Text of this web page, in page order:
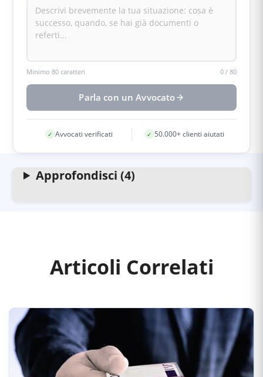
Minimo 80 caratteri 0/ 80
Parla con un Avvocato
✓ Avvocati verificati ✓ 50.000+ clienti aiutati
Approfondisci (4)
Articoli Correlati